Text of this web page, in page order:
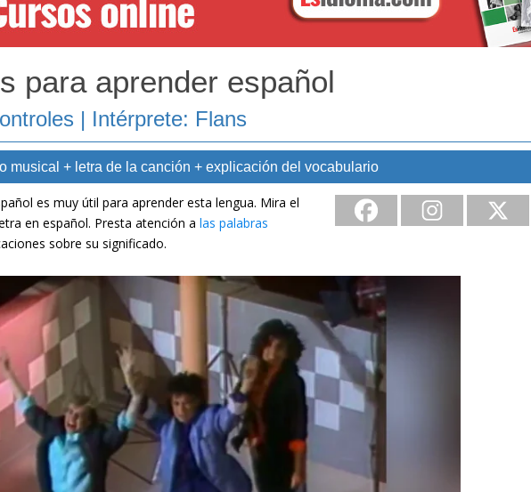
para aprender español
| Intérprete: Flans
musical + letra de la canción + explicación del vocabulario
es muy útil para aprender esta lengua. Mira el
en español. Presta atención a las palabras
sobre su significado.